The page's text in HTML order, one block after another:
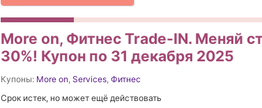
More on, Фитнес Trade-IN. Меняй
30%! Купон по 31 декабря 2025
Купоны: More on, Services, Фитнес
Срок истек, но может ещё действовать